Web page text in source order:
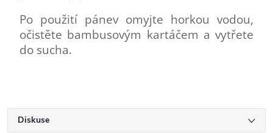
Po použití pánev omyjte horkou vodou,
očistěte bambusovým kartáčem a vytřete
do sucha.
Diskuse